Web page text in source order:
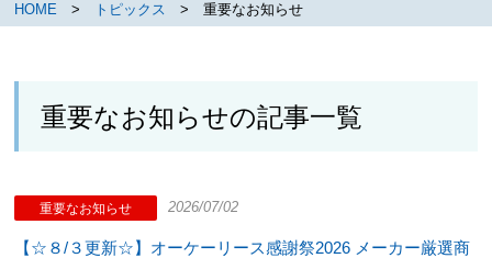
HOME > トピックス > 重要なお知らせ
重要なお知らせの記事一覧
重要なお知らせ 2026/07/02
【☆８/３更新☆】オーケーリース感謝祭2026 メーカー厳選商